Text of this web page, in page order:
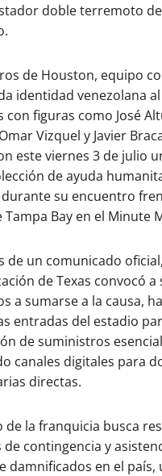
doble terremoto
de Houston, equipo
identidad venezolana
con figuras como José
Vizquel y Javier
este viernes 3 de julio
de ayuda
su encuentro
Tampa Bay en el Minute
de un comunicado
de Texas convocó a
a sumarse a la causa,
entradas del estadio
de suministros
canales digitales para
directas.
de la franquicia busca
de contingencia y
damnificados en el país,